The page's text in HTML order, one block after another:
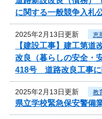
に関する一般競争入札
2025年2月13日更新 恵
【建設工事】建工第
改良（暮らしの安全・
418号 道路改良工事に
2025年2月13日更新 教
県立学校緊急保安警備